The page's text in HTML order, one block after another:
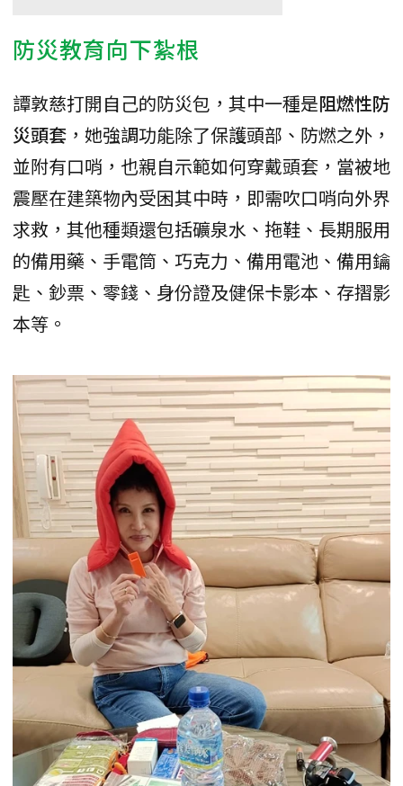
防災教育向下紮根
譚敦慈打開自己的防災包，其中一種是阻燃性防
災頭套 ，她強調功能除了保護頭部、防燃之外，
並附有口哨，也親自示範如何穿戴頭套，當被地
震壓在建築物內受困其中時，即需吹口哨向外界
求救，其他種類還包括礦泉水、拖鞋、長期服用
的備用藥、手電筒、巧克力、備用電池、備用鑰
匙、鈔票、零錢、身份證及健保卡影本、存摺影
本等。